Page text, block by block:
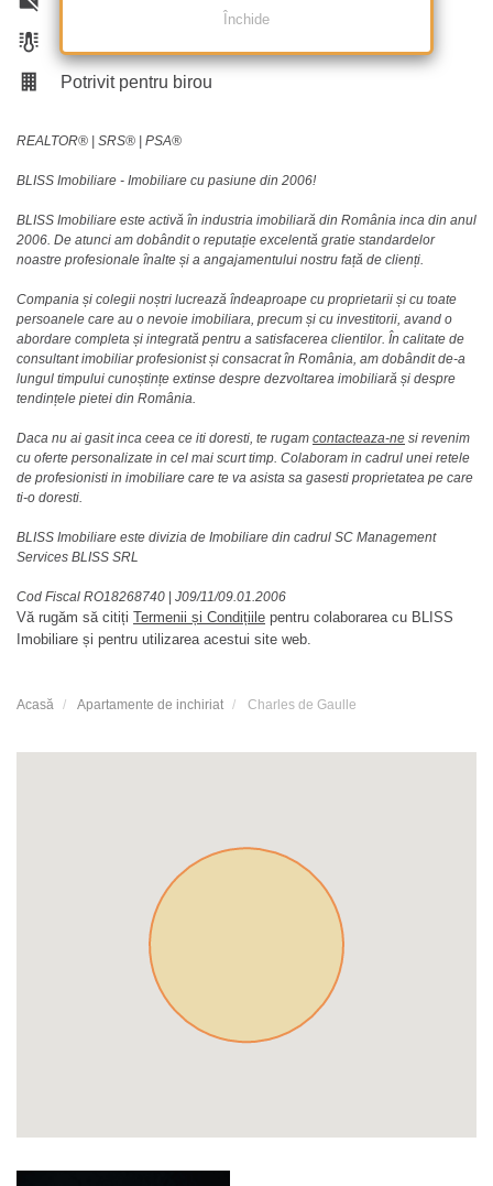
Închide
Potrivit pentru birou
REALTOR®️ | SRS®️ | PSA®️
BLISS Imobiliare - Imobiliare cu pasiune din 2006!
BLISS Imobiliare este activă în industria imobiliară din România inca din anul
2006. De atunci am dobândit o reputație excelentă gratie standardelor
noastre profesionale înalte și a angajamentului nostru față de clienți.
Compania și colegii noștri lucrează îndeaproape cu proprietarii și cu toate
persoanele care au o nevoie imobiliara, precum și cu investitorii, avand o
abordare completa și integrată pentru a satisfacerea clientilor. În calitate de
consultant imobiliar profesionist și consacrat în România, am dobândit de-a
lungul timpului cunoștințe extinse despre dezvoltarea imobiliară și despre
tendințele pietei din România.
Daca nu ai gasit inca ceea ce iti doresti, te rugam contacteaza-ne si revenim
cu oferte personalizate in cel mai scurt timp. Colaboram in cadrul unei retele
de profesionisti in imobiliare care te va asista sa gasesti proprietatea pe care
ti-o doresti.
BLISS Imobiliare este divizia de Imobiliare din cadrul SC Management
Services BLISS SRL
Cod Fiscal RO18268740 | J09/11/09.01.2006
Vă rugăm să citiți Termenii și Condițiile pentru colaborarea cu BLISS
Imobiliare și pentru utilizarea acestui site web.
Acasă Apartamente de inchiriat Charles de Gaulle